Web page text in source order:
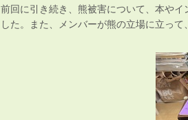
前回に引き続き、熊被害について、本や
した。また、メンバーが熊の立場に立って